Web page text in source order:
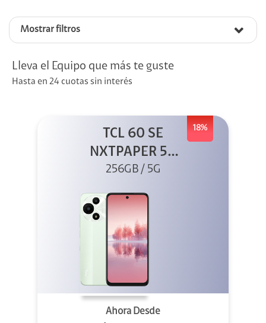
Mostrar filtros
Lleva el Equipo que más te guste
Hasta en 24 cuotas sin interés
18%
TCL 60 SE
NXTPAPER 5G
256GB Verde
256GB / 5G
Ahora Desde